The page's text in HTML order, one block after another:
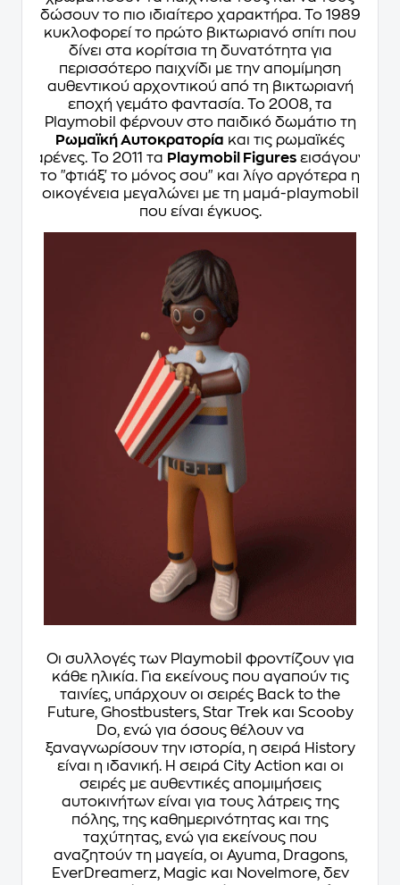
δώσουν το πιο ιδιαίτερο χαρακτήρα. Το 1989
κυκλοφορεί το πρώτο βικτωριανό σπίτι που
δίνει στα κορίτσια τη δυνατότητα για
περισσότερο παιχνίδι με την απομίμηση
αυθεντικού αρχοντικού από τη βικτωριανή
εποχή γεμάτο φαντασία. Το 2008, τα
Playmobil φέρνουν στο παιδικό δωμάτιο τη
Ρωμαϊκή Αυτοκρατορία και τις ρωμαϊκές
αρένες. Το 2011 τα Playmobil Figures εισάγουν
το "φτιάξ' το μόνος σου" και λίγο αργότερα η
οικογένεια μεγαλώνει με τη μαμά-playmobil
που είναι έγκυος.
Οι συλλογές των Playmobil φροντίζουν για
κάθε ηλικία. Για εκείνους που αγαπούν τις
ταινίες, υπάρχουν οι σειρές Back to the
Future, Ghostbusters, Star Trek και Scooby
Do, ενώ για όσους θέλουν να
ξαναγνωρίσουν την ιστορία, η σειρά History
είναι η ιδανική. Η σειρά City Action και οι
σειρές με αυθεντικές απομιμήσεις
αυτοκινήτων είναι για τους λάτρεις της
πόλης, της καθημερινότητας και της
ταχύτητας, ενώ για εκείνους που
αναζητούν τη μαγεία, οι Ayuma, Dragons,
EverDreamerz, Magic και Novelmore, δεν